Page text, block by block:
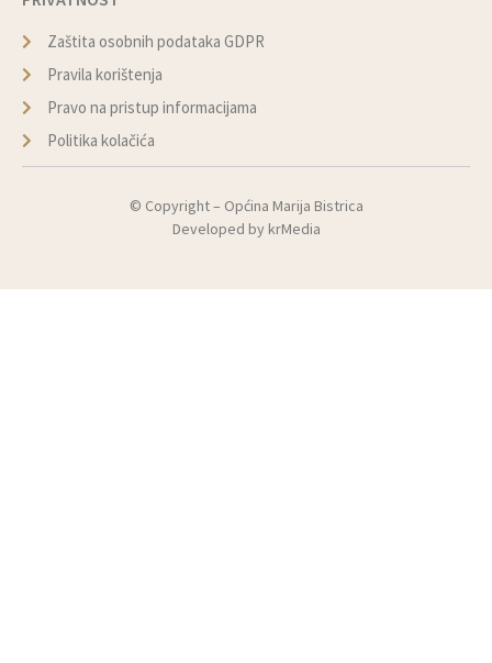
Zaštita osobnih podataka GDPR
Pravila korištenja
Pravo na pristup informacijama
Politika kolačića
© Copyright – Općina Marija Bistrica
Developed by krMedia